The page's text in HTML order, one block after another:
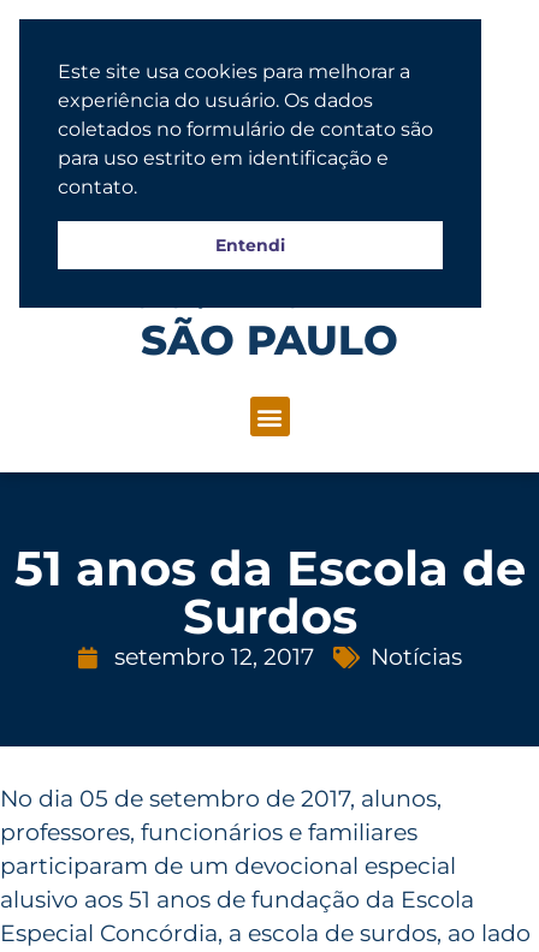
SÃO PAULO
51 anos da Escola de
Surdos
setembro 12, 2017 Notícias
No dia 05 de setembro de 2017, alunos,
professores, funcionários e familiares
participaram de um devocional especial
alusivo aos 51 anos de fundação da Escola
Especial Concórdia, a escola de surdos, ao lado
Este site usa cookies para melhorar a
experiência do usuário. Os dados
coletados no formulário de contato são
para uso estrito em identificação e
contato.
Entendi